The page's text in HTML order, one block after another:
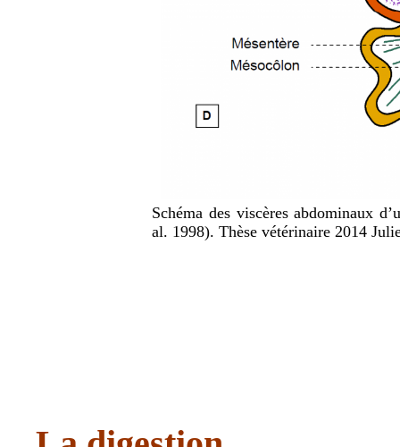
Schéma des viscères abdominaux
al. 1998). Thèse vétérinaire 2014